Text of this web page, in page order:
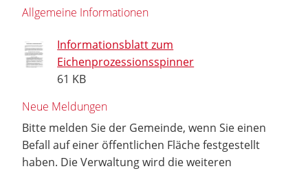
Allgemeine Informationen
Informationsblatt zum
Eichenprozessionsspinner
61 KB
Neue Meldungen
Bitte melden Sie der Gemeinde, wenn Sie einen
Befall auf einer öffentlichen Fläche festgestellt
haben. Die Verwaltung wird die weiteren